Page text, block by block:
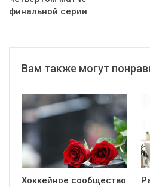
финальной серии
Вам также могут
Хоккейное сообщество